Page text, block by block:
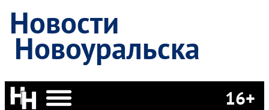
Новости
Новоуральска
16+